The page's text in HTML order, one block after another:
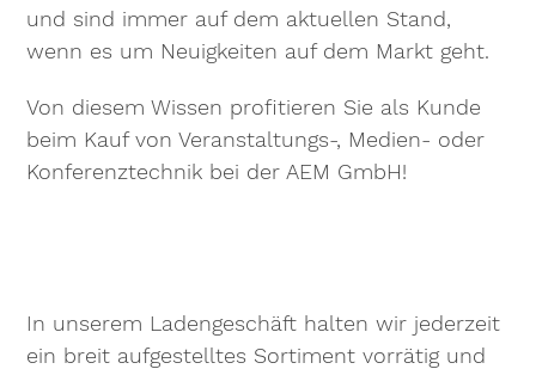
und sind immer auf dem aktuellen Stand,
wenn es um Neuigkeiten auf dem Markt geht.
Von diesem Wissen profitieren Sie als Kunde
beim Kauf von Veranstaltungs-, Medien- oder
Konferenztechnik bei der AEM GmbH!
In unserem Ladengeschäft halten wir jederzeit
ein breit aufgestelltes Sortiment vorrätig und